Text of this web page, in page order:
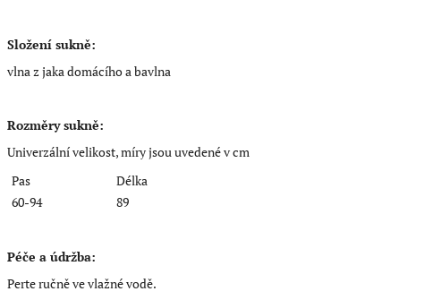
Složení sukně:
vlna z jaka domácího a bavlna
Rozměry sukně:
Univerzální velikost, míry jsou uvedené v cm
Pas
Délka
60-94
89
Péče a údržba:
Perte ručně ve vlažné vodě.